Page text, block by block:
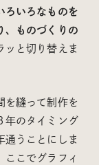
ろいろなものを
、ものづくりの
ッと切り替えま
を縫って制作を
年のタイミング
通うことにしま
ここでグラフィ